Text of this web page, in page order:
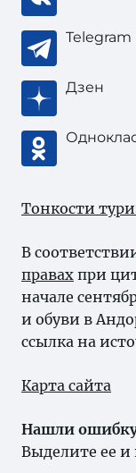
Telegram
Дзен
Тонкости
В
правах при
начале
и обуви в
ссылка на
Карта сайта
Нашли
Выделите ее